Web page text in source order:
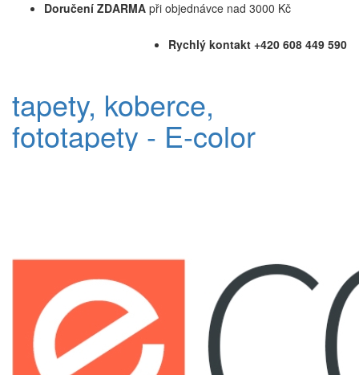
Doručení ZDARMA při objednávce nad 3000 Kč
Rychlý kontakt +420 608 449 590
tapety, koberce,
fototapety - E-color